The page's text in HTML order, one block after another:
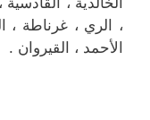
، الري ، غرناطة ،
الأحمد ، القيروان .